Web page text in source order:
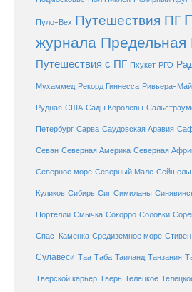
Пуло-Вех Путешествия ПГ
журнала Предельная
Путешествия с ПГ Пхукет РГО
Мухаммед Рекорд Гиннесса Ривьера-
Рудная США Сады Королевы
Петербург Сарва Саудовская Аравия
Севан Северная Америка Северная
Северное море Северный Мале Сейшелы
Куликов Сибирь Сиг Симиланы
Портелли Смычка Сокорро Соловки
Спас-Каменка Средиземное море
Сулавеси Таа Таба Таиланд Танзания
Тверской карьер Тверь Телецкое